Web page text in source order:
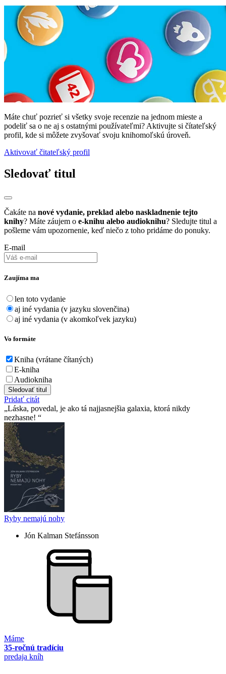
Máte chuť pozrieť si všetky svoje recenzie na jednom mieste a
podeliť sa o ne aj s ostatnými používateľmi? Aktivujte si čítateľský
profil, kde si môžete zvyšovať svoju knihomoľskú úroveň.
Aktivovať čitateľský profil
Sledovať titul
Čakáte na nové vydanie, preklad alebo naskladnenie tejto
knihy? Máte záujem o e-knihu alebo audioknihu? Sledujte titul a
pošleme vám upozornenie, keď niečo z toho pridáme do ponuky.
E-mail
Zaujíma ma
len toto vydanie
aj iné vydania (v jazyku slovenčina)
aj iné vydania (v akomkoľvek jazyku)
Vo formáte
Kniha (vrátane čítaných)
E-kniha
Audiokniha
Sledovať titul
Pridať citát
Láska, povedal, je ako tá najjasnejšia galaxia, ktorá nikdy
nezhasne!
Ryby nemajú nohy
Jón Kalman Stefánsson
Máme
35-ročnú tradíciu
predaja kníh